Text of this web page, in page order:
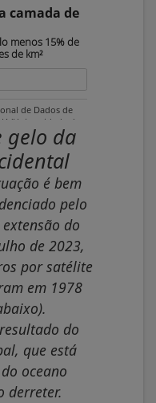
gelo da
é bem
pelo
do
de 2023,
por satélite
em 1978
do
que está
oceano
derreter.